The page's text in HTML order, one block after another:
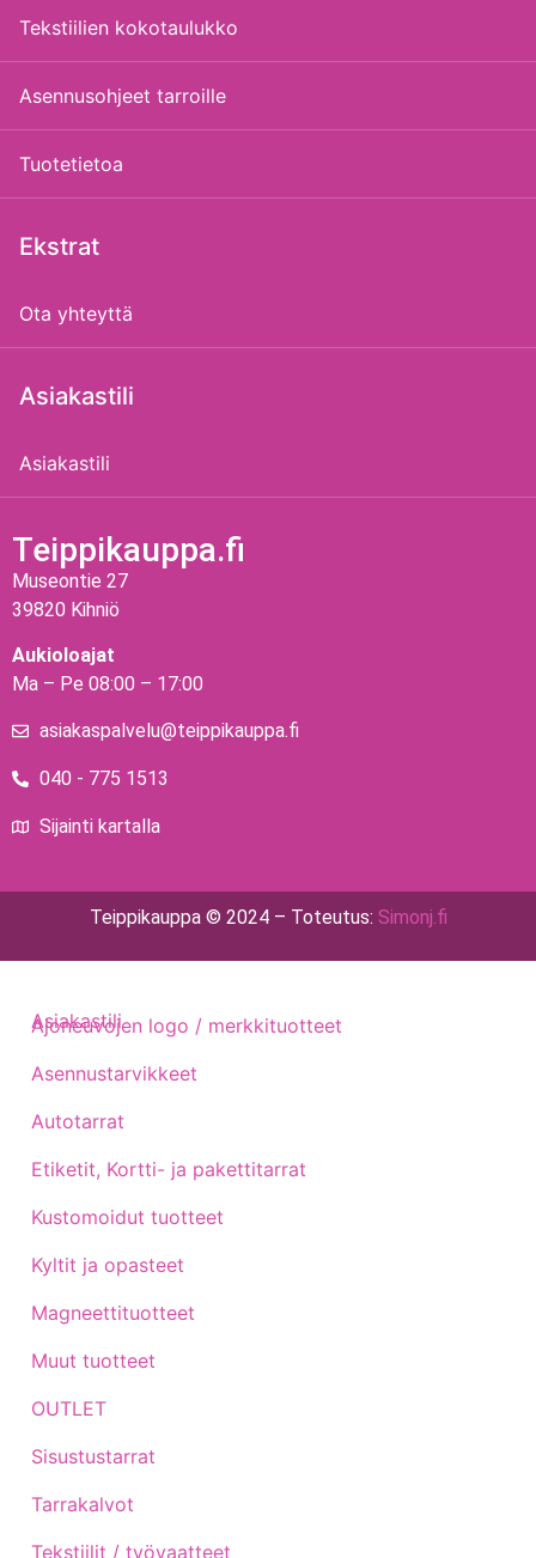
Tekstiilien kokotaulukko
Asennusohjeet tarroille
Tuotetietoa
Ekstrat
Ota yhteyttä
Asiakastili
Asiakastili
Teippikauppa.fi
Museontie 27
39820 Kihniö
Aukioloajat
Ma – Pe 08:00 – 17:00
asiakaspalvelu@teippikauppa.fi
040 - 775 1513
Sijainti kartalla
Teippikauppa © 2024 – Toteutus: Simonj.fi
Ajoneuvojen logo / merkkituotteet
Asennustarvikkeet
Autotarrat
Etiketit, Kortti- ja pakettitarrat
Kustomoidut tuotteet
Kyltit ja opasteet
Magneettituotteet
Muut tuotteet
OUTLET
Sisustustarrat
Tarrakalvot
Tekstiilit / työvaatteet
Asiakastili